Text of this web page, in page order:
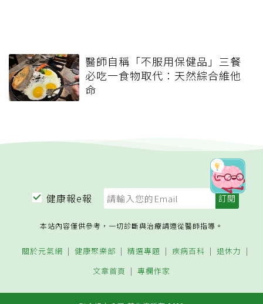
醫師自稱「不服用保健品」三餐
必吃一食物取代：天然綜合維他
命
健康報e報
本站內容僅供參考，一切診斷與治療請遵從醫師指導。
關於元氣網 健康聚樂部 精選專題 疾病百科
退休力
文章首頁
專欄作家